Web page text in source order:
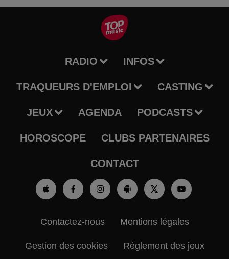
RADIO INFOS
TRAQUEURS D'EMPLOI CASTING
JEUX AGENDA PODCASTS
HOROSCOPE CLUBS PARTENAIRES
CONTACT
Contactez-nous Mentions légales
Gestion des cookies Règlement des jeux